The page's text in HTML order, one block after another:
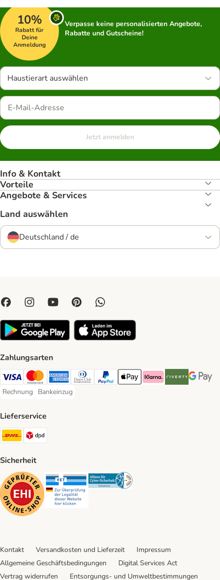
10%
Rabatt für
Deine
Anmeldung
Verpasse keine personalisierten Angebote,
Rabatte und Gutscheine!
Haustierart auswählen
Jetzt anmelden
Info & Kontakt
Vorteile
Angebote & Services
Land auswählen
Deutschland / de
Zahlungsarten
Visa Payment Method
Mastercard Payment Method
American Express Payment Method
Diners Club Payment Method
PayPal Payment Method
Apple Pay Payment Method
Klarna Payment Method
Riverty Payment
Google
Rechnung
Rechnung Payment Method
Bankeinzug
Bankeinzug Payment Method
Lieferservice
DHL Shipping Method
Sicherheit
Security Security Security
Kontakt Versandkosten und Lieferzeit
Impressum
Allgemeine Geschäftsbedingungen
Digital Services Act
Vertrag widerrufen
Entsorgungs- und Umweltbestimmungen